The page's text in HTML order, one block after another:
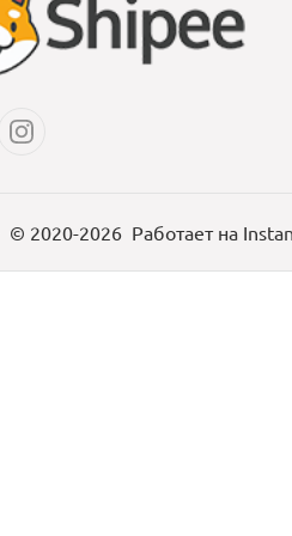
© 2020-2026 Работает на